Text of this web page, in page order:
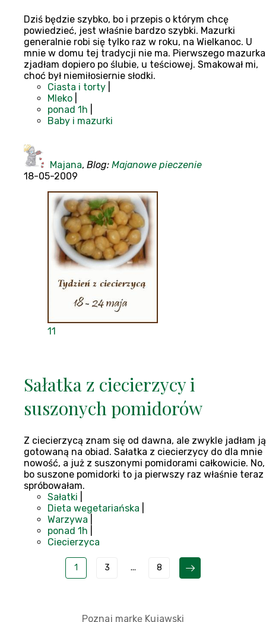
Dziś będzie szybko, bo i przepis o którym chcę
powiedzieć, jest właśnie bardzo szybki. Mazurki
generalnie robi się tylko raz w roku, na Wielkanoc. U
mnie w domu tej tradycji nie ma. Pierwszego mazurka
zjadłam dopiero po ślubie, u teściowej. Smakował mi,
choć był niemiłosiernie słodki.
Ciasta i torty
Mleko
ponad 1h
Baby i mazurki
Majana, Blog: Majanowe pieczenie
18-05-2009
11
Sałatka z ciecierzycy i
suszonych pomidorów
Z ciecierzycą znam się od dawna, ale zwykle jadłam ją
gotowaną na obiad. Sałatka z ciecierzycy do dla mnie
nowość, a już z suszonymi pomidorami całkowicie. No,
bo suszone pomidorki to ja pierwszy raz właśnie teraz
spróbowałam.
Sałatki
Dieta wegetariańska
Warzywa
ponad 1h
Ciecierzyca
1 3 ... 8
Poznaj markę Kujawski